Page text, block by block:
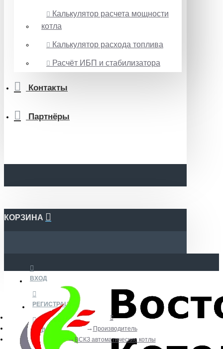
Калькулятор расчета мощности
котла
Калькулятор расхода топлива
Расчёт ИБП и стабилизатора
Контакты
Партнёры
КОРЗИНА
ВХОД
РЕГИСТРАЦИЯ
ВИДЕО
Производитель
ВСКЗ автоматические котлы